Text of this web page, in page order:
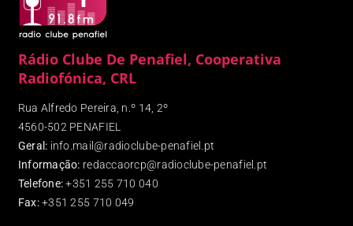
Rádio Clube De Penafiel, Cooperativa
Radiofónica, CRL
Rua Alfredo Pereira, n.º 14, 2º
4560-502 PENAFIEL
Geral: info.mail@radioclube-penafiel.pt
Informação: redaccaorcp@radioclube-penafiel.pt
Telefone: +351 255 710 040
Fax:+351 255 710 049